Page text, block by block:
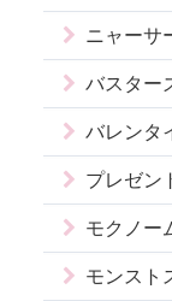
ニャーサ
バスター
バレンタ
プレゼン
モクノー
モンスト